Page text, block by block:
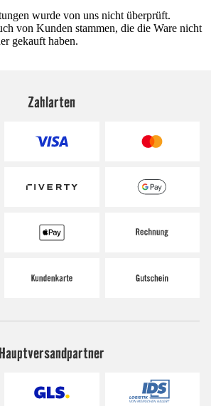
wurde von uns nicht überprüft.
von Kunden stammen, die die Ware nicht
gekauft haben.
Zahlarten